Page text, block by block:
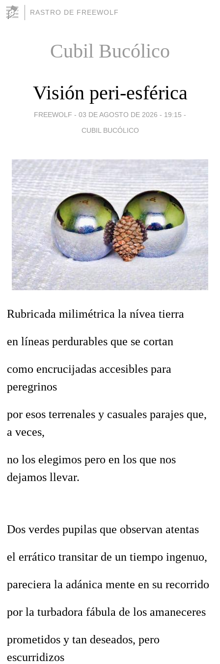
RASTRO DE FREEWOLF
Cubil Bucólico
Visión peri-esférica
FREEWOLF - 03 DE AGOSTO DE 2026 - 19:15 -
CUBIL BUCÓLICO
Rubricada milimétrica la nívea tierra
en líneas perdurables que se cortan
como encrucijadas accesibles para
peregrinos
por esos terrenales y casuales parajes que,
a veces,
no los elegimos pero en los que nos
dejamos llevar.
Dos verdes pupilas que observan atentas
el errático transitar de un tiempo ingenuo,
pareciera la adánica mente en su recorrido
por la turbadora fábula de los amaneceres
prometidos y tan deseados, pero
escurridizos